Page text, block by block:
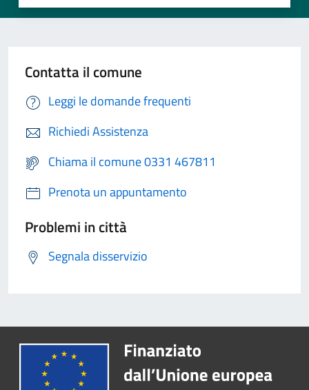
Contatta il comune
Leggi le domande frequenti
Richiedi Assistenza
Chiama il comune 0331 467811
Prenota un appuntamento
Problemi in città
Segnala disservizio